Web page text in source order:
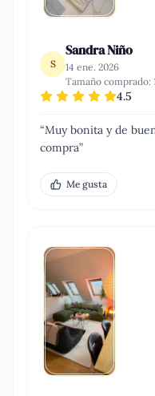
S
Sandra Niño
14 ene. 2026
Tamaño comprado:
4.5
“Muy bonita y de
compra”
Me gusta